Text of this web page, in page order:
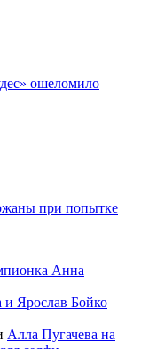
ошеломило
при попытке
Анна
Ярослав Бойко
Алла Пугачева на